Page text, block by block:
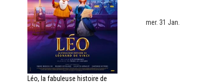
Léo, la fabuleuse histoire de
mer. 31 Jan.